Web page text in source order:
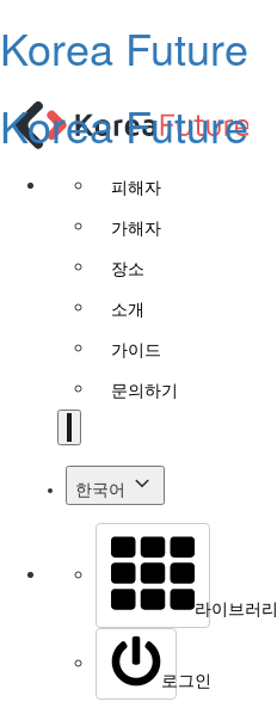
Korea Future
Korea Future
피해자
가해자
장소
소개
가이드
문의하기
한국어
라이브러리
로그인